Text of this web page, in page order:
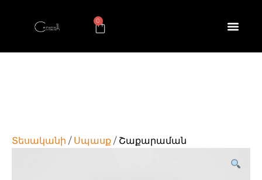
0
Տեսականի / Սպասք / Շաքարաման